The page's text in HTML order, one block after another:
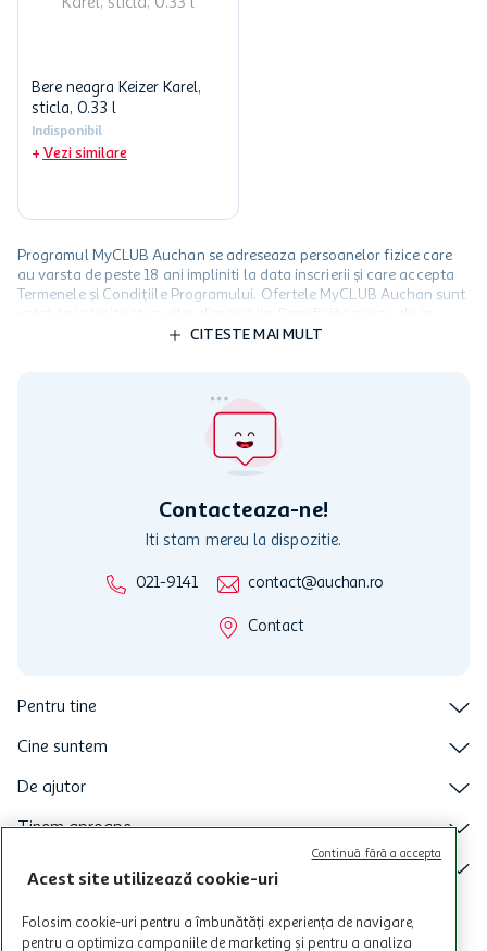
Bere neagra Keizer Karel,
sticla, 0.33 l
Indisponibil
Vezi similare
Programul MyCLUB Auchan se adreseaza persoanelor fizice care
au varsta de peste 18 ani impliniti la data inscrierii și care accepta
Termenele și Condițiile Programului. Ofertele MyCLUB Auchan sunt
limita a 12 unitati / card client o singura data in perioada promotiei.
activitati in afara celor mentionate in Termene si Conditii. Auchan
nu raspunde pentru imposibilitatea utilizarii Cardului in perioada in
care aceste este suspendat sau in perioada in care sunt efectuate
CITESTE MAI MULT
Contacteaza-ne!
Iti stam mereu la dispozitie.
021-9141 contact@auchan.ro
Contact
Pentru tine
Cine suntem
De ajutor
Tinem aproape
Categorii principale
Intra acum in aplicatia Auchan
Acest site utilizează cookie-uri
Folosim cookie-uri pentru a îmbunătăți experiența de navigare,
pentru a optimiza campaniile de marketing și pentru a analiza
Continuă fără a accepta